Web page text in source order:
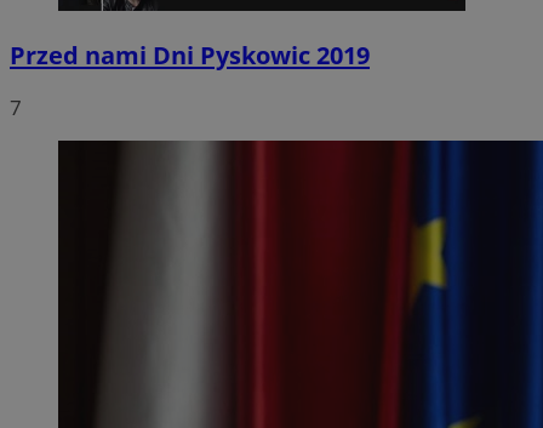
Przed nami Dni Pyskowic 2019
7